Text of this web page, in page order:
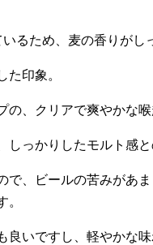
るため、麦の香りがし
た印象。
の、クリアで爽やかな
しっかりしたモルト感
で、ビールの苦みがあ
。
良いですし、軽やかな